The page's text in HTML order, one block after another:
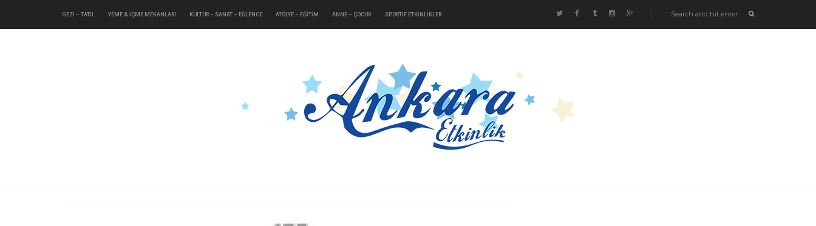
GEZİ – TATİL YEME & İÇME MEKANLARI KÜLTÜR – SANAT – EĞLENCE ATÖLYE – EĞİTİM ANNE – ÇOCUK SPORTİF ETKİNLİKLER